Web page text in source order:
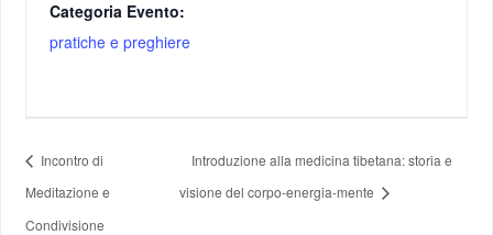
Categoria Evento:
pratiche e preghiere
Incontro di
Meditazione e
Condivisione
Introduzione alla medicina tibetana: storia e
visione del corpo-energia-mente